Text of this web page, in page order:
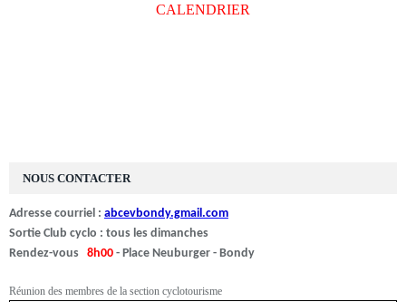
CALENDRIER
NOUS CONTACTER
Adresse courriel : abcevbondy.gmail.com
Sortie Club cyclo : tous les dimanches
Rendez-vous 8h00 - Place Neuburger - Bondy
Réunion des membres de la section cyclotourisme